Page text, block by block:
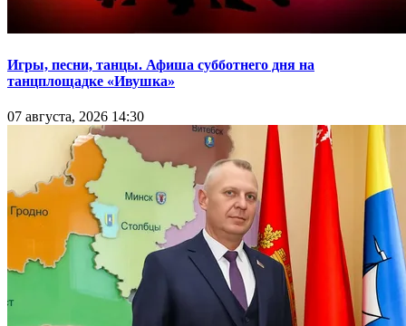
Игры, песни, танцы. Афиша субботнего дня на
танцплощадке «Ивушка»
07 августа, 2026 14:30